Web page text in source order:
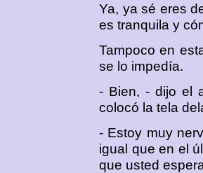
Ya, ya sé eres
es tranquila y
Tampoco en
se lo impedía.
- Bien, - dijo el
colocó la tela
- Estoy muy
igual que en el
que usted